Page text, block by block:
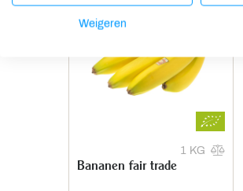
1 KG
Bananen fair trade
Weigeren